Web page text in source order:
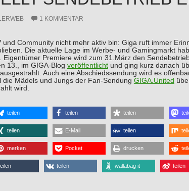
1 KOMMENTAR
und Community nicht mehr aktiv bin: Giga ruft immer
Die aktuelle Lage im Werbe- und Gamingmarkt
Eigentümer Premiere wird zum 31.März den
13., im GIGA-Blog veröffentlichtund ging kurz danach
Auch eine Abschiedssendung wird es
die Mädels und Jungs der Fan-Sendung GIGA.United
wird.
teilen teilen teilen
teilen E-Mail teilen
merken Pocket drucken
teilen wallabag it teilen